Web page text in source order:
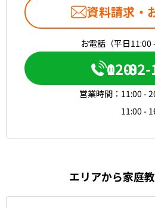
資料請求・
お電話（平日11:00 -
0120-
営業時間： 11:00 -
11:00 -
エリアから家庭